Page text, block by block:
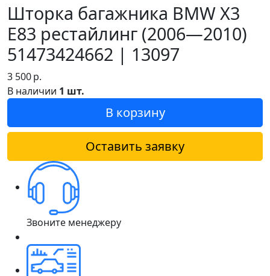
Шторка багажника BMW X3
E83 рестайлинг (2006—2010)
51473424662 | 13097
3 500р.
В наличии 1 шт.
В корзину
Оставить заявку
Звоните менеджеру